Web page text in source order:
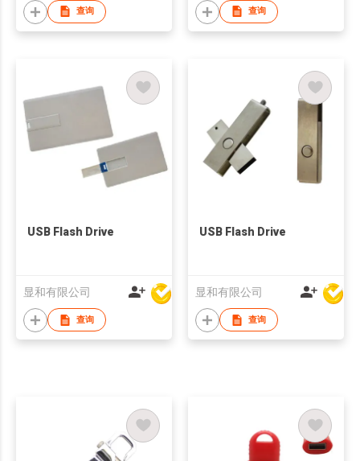
Super Development
Board
查询 查询
USB Flash Drive
显和有限公司
查询
USB Flash Drive
显和有限公司
查询